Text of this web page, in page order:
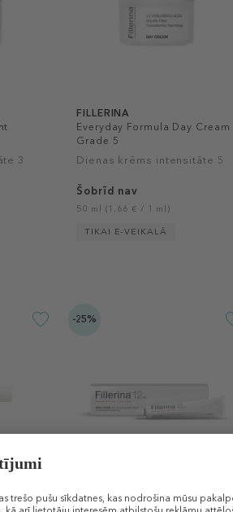
3
FILLERINA
Everyday Formula Day Cream
Grade 5
Dienas krēms intensitāte 5
Šobrīd nav
50 ml (1,66 € / 1 ml)
TIKAI E-VEIKALĀ
&
-25%
FILLERINA
12 HA Night Cream - Grade 3